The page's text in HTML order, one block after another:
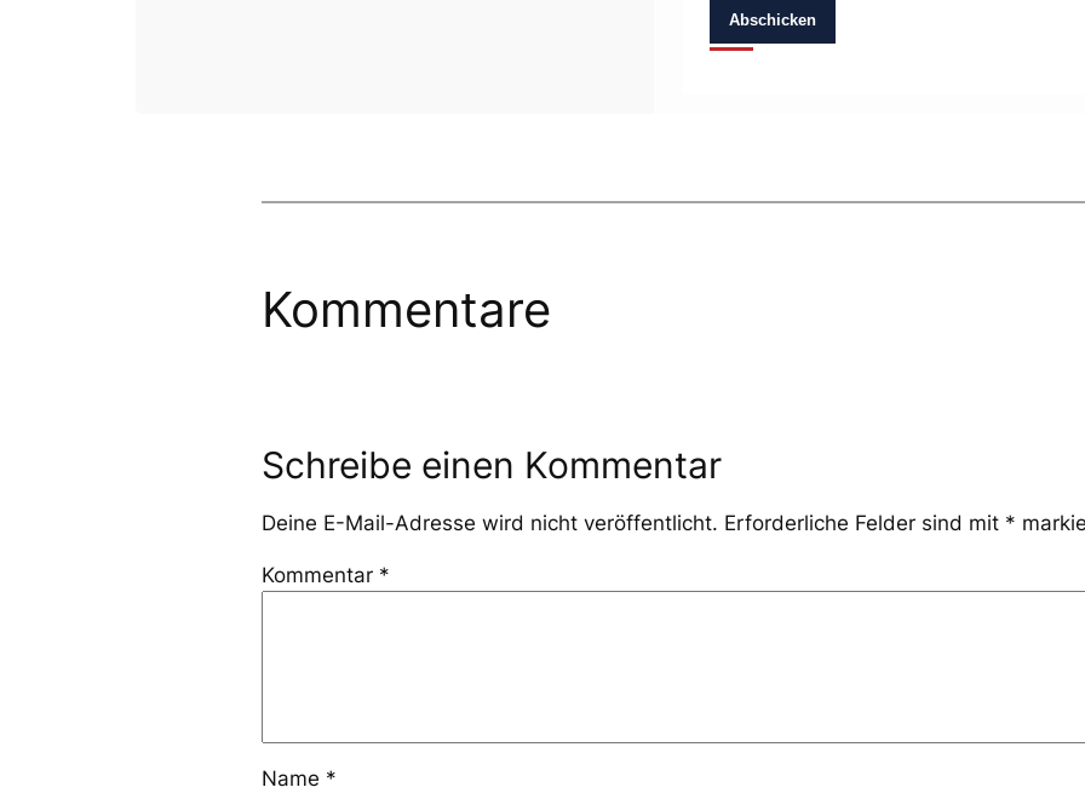
Abschicken
Kommentare
Schreibe einen Kommentar
Deine E-Mail-Adresse wird nicht veröffentlicht. Erforderliche Felder sind mit *
Kommentar *
Name *